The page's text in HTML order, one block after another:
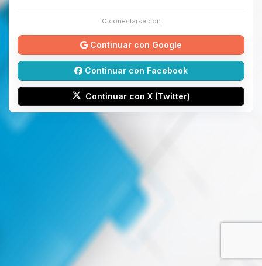
O conectarse con
Continuar con Google
Continuar con Facebook
Continuar con X (Twitter)